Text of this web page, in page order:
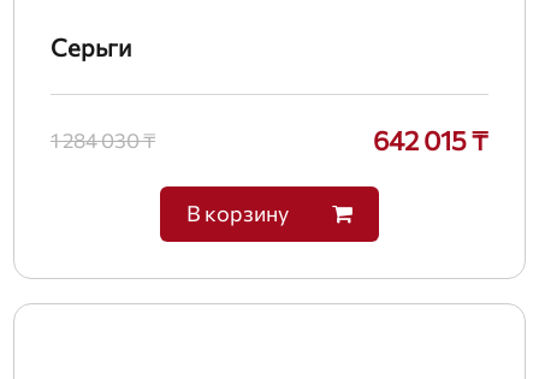
Серьги
1 284 030 ₸ 642 015 ₸
В корзину